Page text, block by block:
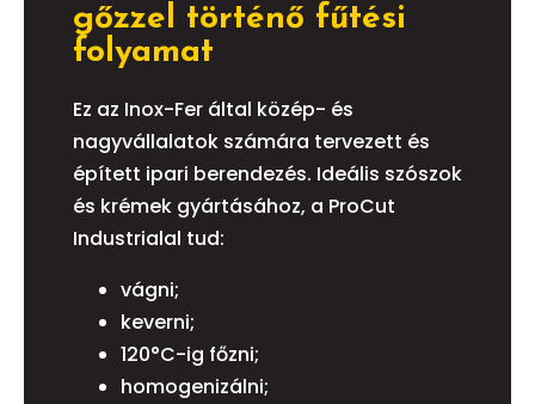
gőzzel történő fűtési
folyamat
Ez az Inox-Fer által közép- és
nagyvállalatok számára tervezett és
épített ipari berendezés. Ideális szószok
és krémek gyártásához, a ProCut
Industrialal tud:
vágni;
keverni;
120°C-ig főzni;
homogenizálni;